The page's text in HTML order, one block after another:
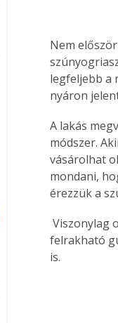
Nem
legfeljebb a
nyáron
A lakás
módszer.
vásárolhat
mondani,
érezzük a
Viszonylag olcsón beszerezhetők a babakocsira, bölcsőre, kiságyra is könnyen
felrakható
is.